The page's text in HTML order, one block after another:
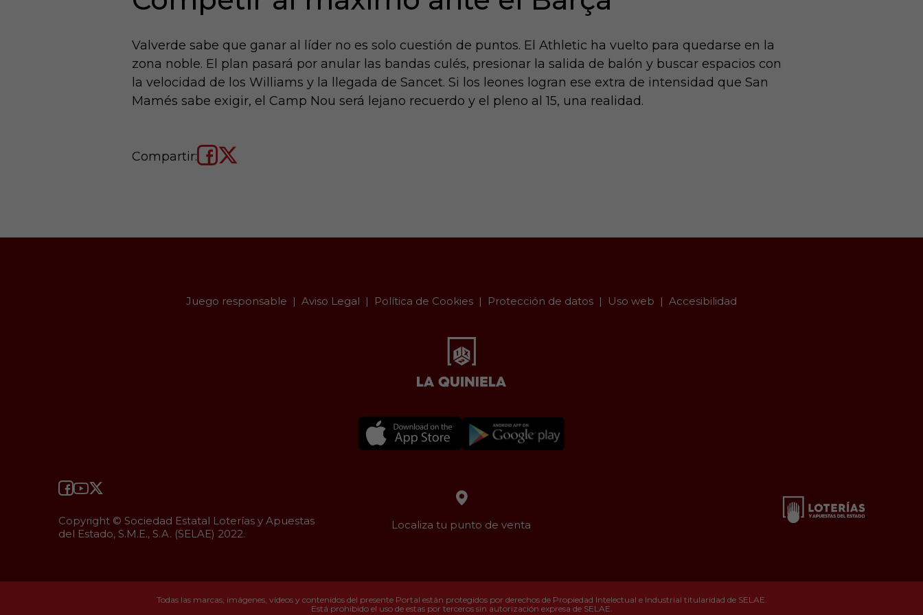
Valverde sabe que ganar al líder no es solo cuestión de puntos. El Athletic ha vuelto para quedarse en la
zona noble. El plan pasará por anular las bandas culés, presionar la salida de balón y buscar espacios con
la velocidad de los Williams y la llegada de Sancet. Si los leones logran ese extra de intensidad que San
Mamés sabe exigir, el Camp Nou será lejano recuerdo y el pleno al 15, una realidad.
Compartir:
Juego responsable Aviso Legal Política de Cookies Protección de datos Uso web Accesibilidad
Copyright © Sociedad Estatal Loterías y Apuestas
del Estado, S.M.E., S.A. (SELAE) 2022.
Localiza tu punto de venta
Todas las marcas, imágenes, vídeos y contenidos del presente Portal están protegidos por derechos de Propiedad Intelectual e Industrial titularidad de SELAE.
Está prohibido el uso de estas por terceros sin autorización expresa de SELAE.